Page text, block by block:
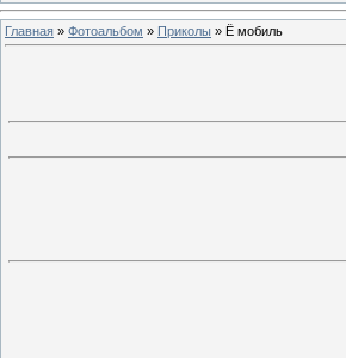
Главная » Фотоальбом » Приколы » Ё мобиль